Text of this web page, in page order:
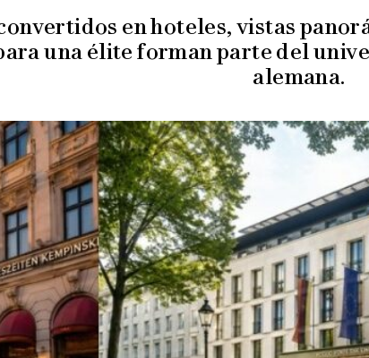
en hoteles, vistas
una élite forman parte del
alemana.